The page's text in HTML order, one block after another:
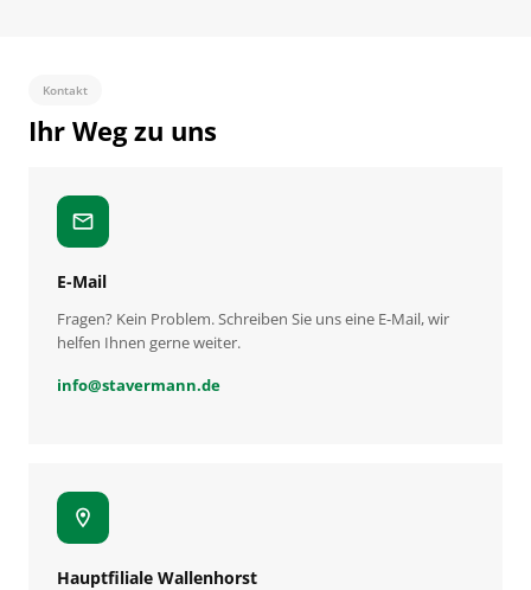
Kontakt
Ihr Weg zu uns
mail
E-Mail
Fragen? Kein Problem. Schreiben Sie uns eine E-Mail, wir
helfen Ihnen gerne weiter.
info@stavermann.de
location_on
Hauptfiliale Wallenhorst